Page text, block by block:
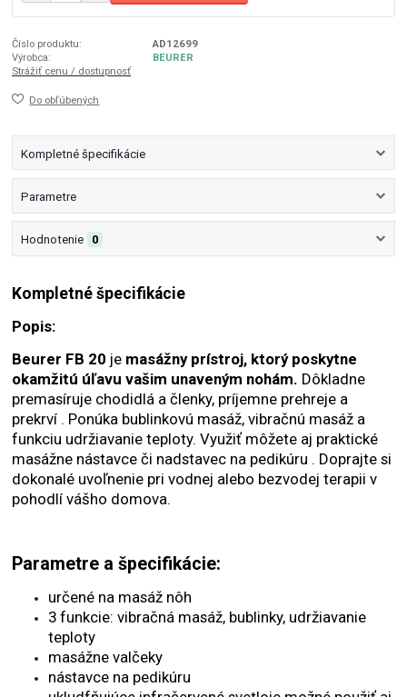
Číslo produktu:
AD12699
Výrobca:
BEURER
Strážiť cenu / dostupnosť
Do obľúbených
Kompletné špecifikácie
Parametre
Hodnotenie 0
Kompletné špecifikácie
Popis:
Beurer FB 20 je masážny prístroj, ktorý poskytne
okamžitú úľavu vašim unaveným nohám. Dôkladne
premasíruje chodidlá a členky, príjemne prehreje a
prekrví . Ponúka bublinkovú masáž, vibračnú masáž a
funkciu udržiavanie teploty. Využiť môžete aj praktické
masážne nástavce či nadstavec na pedikúru . Doprajte si
dokonalé uvoľnenie pri vodnej alebo bezvodej terapii v
pohodlí vášho domova.
Parametre a špecifikácie:
určené na masáž nôh
3 funkcie: vibračná masáž, bublinky, udržiavanie
teploty
masážne valčeky
nástavce na pedikúru